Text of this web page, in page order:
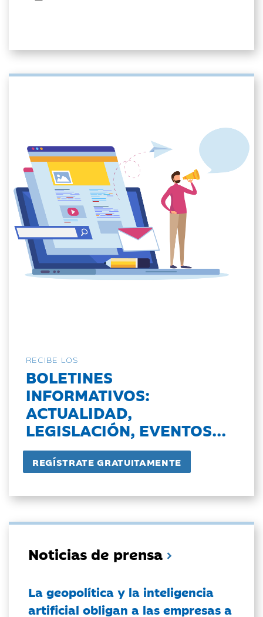
RECIBE LOS
BOLETINES
INFORMATIVOS:
ACTUALIDAD,
LEGISLACIÓN, EVENTOS...
Noticias de prensa
La geopolítica y la inteligencia
artificial obligan a las empresas a